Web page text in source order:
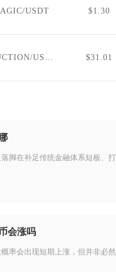
USDT $1.30
AUCTION/USDT $31.01
会涨吗